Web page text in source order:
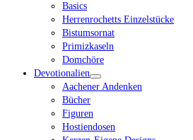
Basics
Herrenrochetts Einzelstücke
Bistumsornat
Primizkaseln
Domchöre
Devotionalien
Aachener Andenken
Bücher
Figuren
Hostiendosen